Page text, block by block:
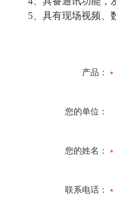
5、具有现场视频、
产品：
您的单位：
您的姓名：
联系电话：